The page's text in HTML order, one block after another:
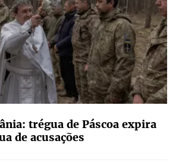
trégua de Páscoa expira
de acusações